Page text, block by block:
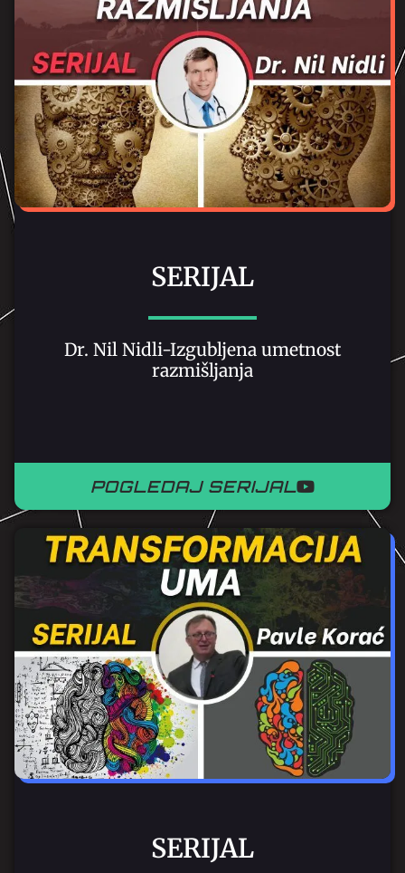
SERIJAL
Dr. Nil Nidli-Izgubljena umetnost
razmišljanja
POGLEDAJ SERIJAL
SERIJAL